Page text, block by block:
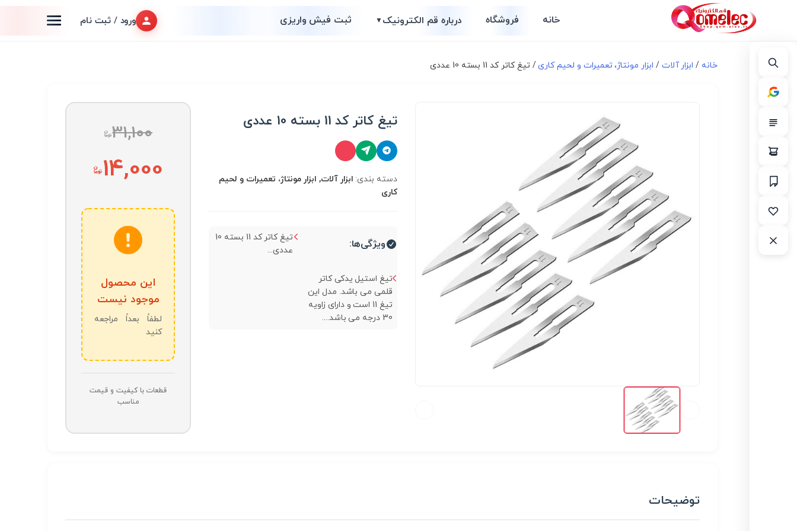
خانه فروشگاه درباره قم الکترونیک▼ ثبت فیش واریزی ورود / ثبت نام
خانه / ابزار آلات / ابزار مونتاژ، تعميرات و لحیم کاری/ تیغ کاتر کد 11 بسته 10 عددی
تیغ کاتر کد 11 بسته 10 عددی
دسته بندی: ابزار آلات, ابزار مونتاژ، تعميرات و لحیم
کاری
ویژگی‌ها:
تیغ کاتر کد 11 بسته 10
عددی...
تیغ استیل یدکی کاتر
قلمی می باشد. مدل این
تیغ 11 است و دارای زاویه
30 درجه می باشد....
31,100
14,000
این محصول
موجود نیست
لطفاً بعداً مراجعه
کنید
قطعات با کیفیت و قیمت
مناسب
توضیحات